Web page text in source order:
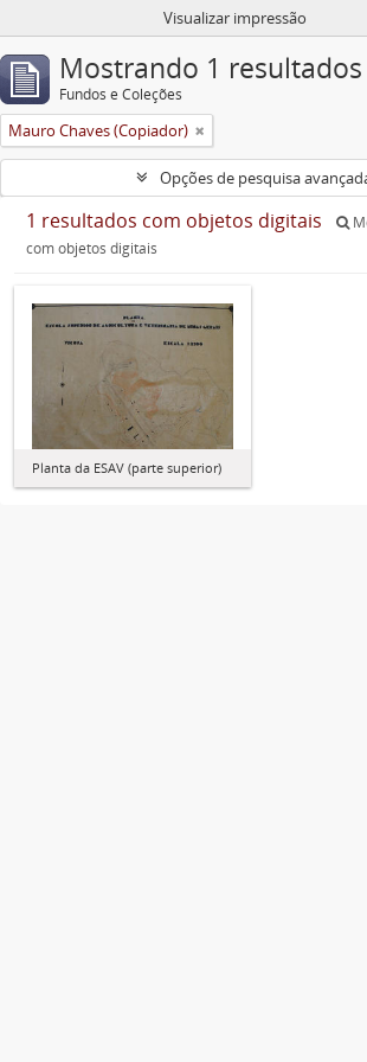
Visualizar impressão
Mostrando 1 resultados
Fundos e Coleções
Mauro Chaves (Copiador)
Opções de pesquisa
1 resultados com objetos digitais
com objetos digitais
Planta da ESAV (parte superior)